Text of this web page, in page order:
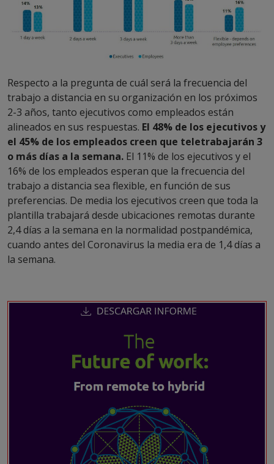
Respecto a la pregunta de cuál será la frecuencia del
trabajo a distancia en su organización en los próximos
2-3 años, tanto ejecutivos como empleados están
alineados en sus respuestas. El 48% de los ejecutivos y
el 45% de los empleados creen que teletrabajarán 3
o más días a la semana. El 11% de los ejecutivos y el
16% de los empleados esperan que la frecuencia del
trabajo a distancia sea flexible, en función de sus
preferencias. De media los ejecutivos creen que toda la
plantilla trabajará desde ubicaciones remotas durante
2,4 días a la semana en la normalidad postpandémica,
cuando antes del Coronavirus la media era de 1,4 días a
la semana.